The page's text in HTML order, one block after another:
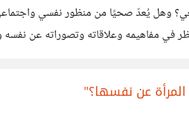
في مفاهيمه وعلاقاته وتصوراته عن
عن نفسها؟"